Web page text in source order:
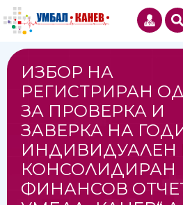
ИЗБОР НА
РЕГИСТРИРАН
ЗА ПРОВЕРКА И
ЗАВЕРКА НА
ИНДИВИДУАЛЕН
КОНСОЛИДИРАН
ФИНАНСОВ